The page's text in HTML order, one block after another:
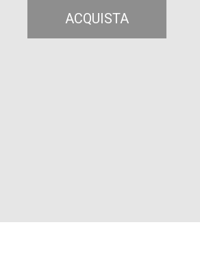
ACQUISTA